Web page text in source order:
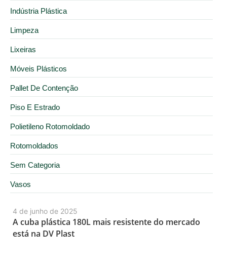
4 de junho de 2025
A cuba plástica 180L mais resistente do mercado
está na DV Plast
Indústria Plástica
Limpeza
Lixeiras
Móveis Plásticos
Pallet De Contenção
Piso E Estrado
Polietileno Rotomoldado
Rotomoldados
Sem Categoria
Vasos